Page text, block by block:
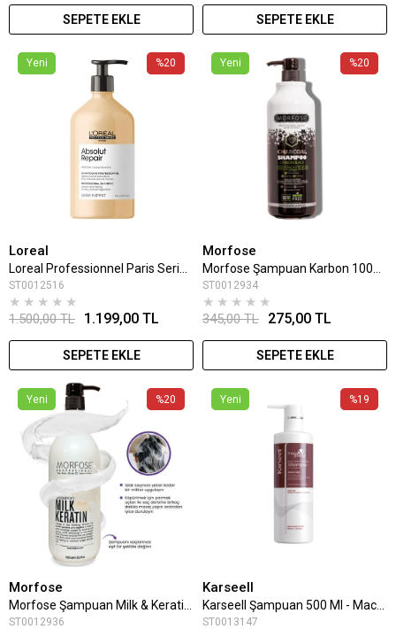
SEPETE EKLE SEPETE EKLE
%20
Yeni
Loreal
Loreal Professionnel Paris Serie Expert Absolut Repair Yıpranmış Saçlar için Onarıcı Şampuan 500 ml
ST0012516
★ ★ ★ ★ ★
1.199,00 TL
1.500,00 TL
SEPETE EKLE
%20
Yeni
Morfose
Morfose Şampuan Karbon 1000 Ml
ST0012934
★ ★ ★ ★ ★
275,00 TL
345,00 TL
SEPETE EKLE
%20
Yeni
Morfose
ST0012936
%19
Yeni
Karseell
ST0013147